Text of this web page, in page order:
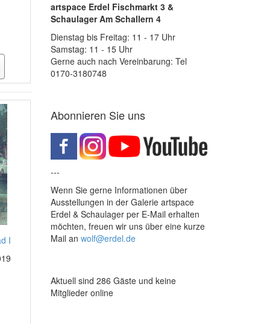
I
artspace Erdel Fischmarkt 3 &
Schaulager Am Schallern 4
Dienstag bis Freitag: 11 - 17 Uhr
Samstag: 11 - 15 Uhr
Gerne auch nach Vereinbarung: Tel
0170-3180748
Abonnieren Sie uns
---
Wenn Sie gerne Informationen über
Ausstellungen in der Galerie artspace
Erdel & Schaulager per E-Mail erhalten
möchten, freuen wir uns über eine kurze
Mail an wolf@erdel.de
Aktuell sind 286 Gäste und keine
Mitglieder online